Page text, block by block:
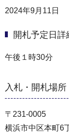
2024年9月11日
開札予定日詳
午後１時30分
入札・開札場所
〒231-0005
横浜市中区本町6